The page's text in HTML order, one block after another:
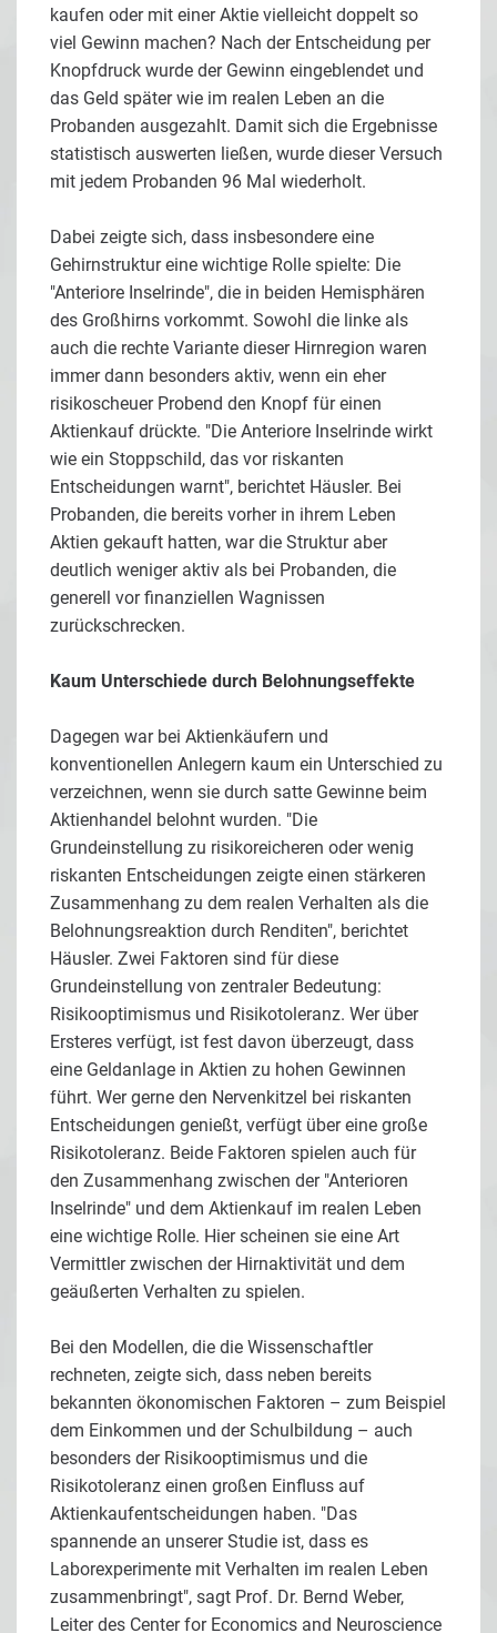
kaufen oder mit einer Aktie vielleicht doppelt so
viel Gewinn machen? Nach der Entscheidung per
Knopfdruck wurde der Gewinn eingeblendet und
das Geld später wie im realen Leben an die
Probanden ausgezahlt. Damit sich die Ergebnisse
statistisch auswerten ließen, wurde dieser Versuch
mit jedem Probanden 96 Mal wiederholt.
Dabei zeigte sich, dass insbesondere eine
Gehirnstruktur eine wichtige Rolle spielte: Die
"Anteriore Inselrinde", die in beiden Hemisphären
des Großhirns vorkommt. Sowohl die linke als
auch die rechte Variante dieser Hirnregion waren
immer dann besonders aktiv, wenn ein eher
risikoscheuer Probend den Knopf für einen
Aktienkauf drückte. "Die Anteriore Inselrinde wirkt
wie ein Stoppschild, das vor riskanten
Entscheidungen warnt", berichtet Häusler. Bei
Probanden, die bereits vorher in ihrem Leben
Aktien gekauft hatten, war die Struktur aber
deutlich weniger aktiv als bei Probanden, die
generell vor finanziellen Wagnissen
zurückschrecken.
Kaum Unterschiede durch Belohnungseffekte
Dagegen war bei Aktienkäufern und
konventionellen Anlegern kaum ein Unterschied zu
verzeichnen, wenn sie durch satte Gewinne beim
Aktienhandel belohnt wurden. "Die
Grundeinstellung zu risikoreicheren oder wenig
riskanten Entscheidungen zeigte einen stärkeren
Zusammenhang zu dem realen Verhalten als die
Belohnungsreaktion durch Renditen", berichtet
Häusler. Zwei Faktoren sind für diese
Grundeinstellung von zentraler Bedeutung:
Risikooptimismus und Risikotoleranz. Wer über
Ersteres verfügt, ist fest davon überzeugt, dass
eine Geldanlage in Aktien zu hohen Gewinnen
führt. Wer gerne den Nervenkitzel bei riskanten
Entscheidungen genießt, verfügt über eine große
Risikotoleranz. Beide Faktoren spielen auch für
den Zusammenhang zwischen der "Anterioren
Inselrinde" und dem Aktienkauf im realen Leben
eine wichtige Rolle. Hier scheinen sie eine Art
Vermittler zwischen der Hirnaktivität und dem
geäußerten Verhalten zu spielen.
Bei den Modellen, die die Wissenschaftler
rechneten, zeigte sich, dass neben bereits
bekannten ökonomischen Faktoren – zum Beispiel
dem Einkommen und der Schulbildung – auch
besonders der Risikooptimismus und die
Risikotoleranz einen großen Einfluss auf
Aktienkaufentscheidungen haben. "Das
spannende an unserer Studie ist, dass es
Laborexperimente mit Verhalten im realen Leben
zusammenbringt", sagt Prof. Dr. Bernd Weber,
Leiter des Center for Economics and Neuroscience